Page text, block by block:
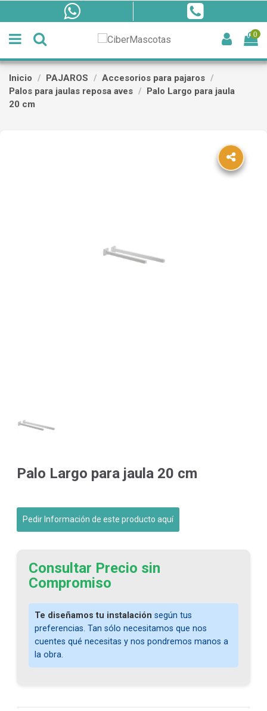
0
Inicio PAJAROS
Accesorios para pajaros
Palos para jaulas reposa aves
Palo Largo para jaula
20 cm
Palo Largo para jaula 20 cm
Pedir Información de este producto aquí
Consultar Precio sin
Compromiso
Te diseñamos tu instalación según tus
preferencias. Tan sólo necesitamos que nos
cuentes qué necesitas y nos pondremos manos a
la obra.